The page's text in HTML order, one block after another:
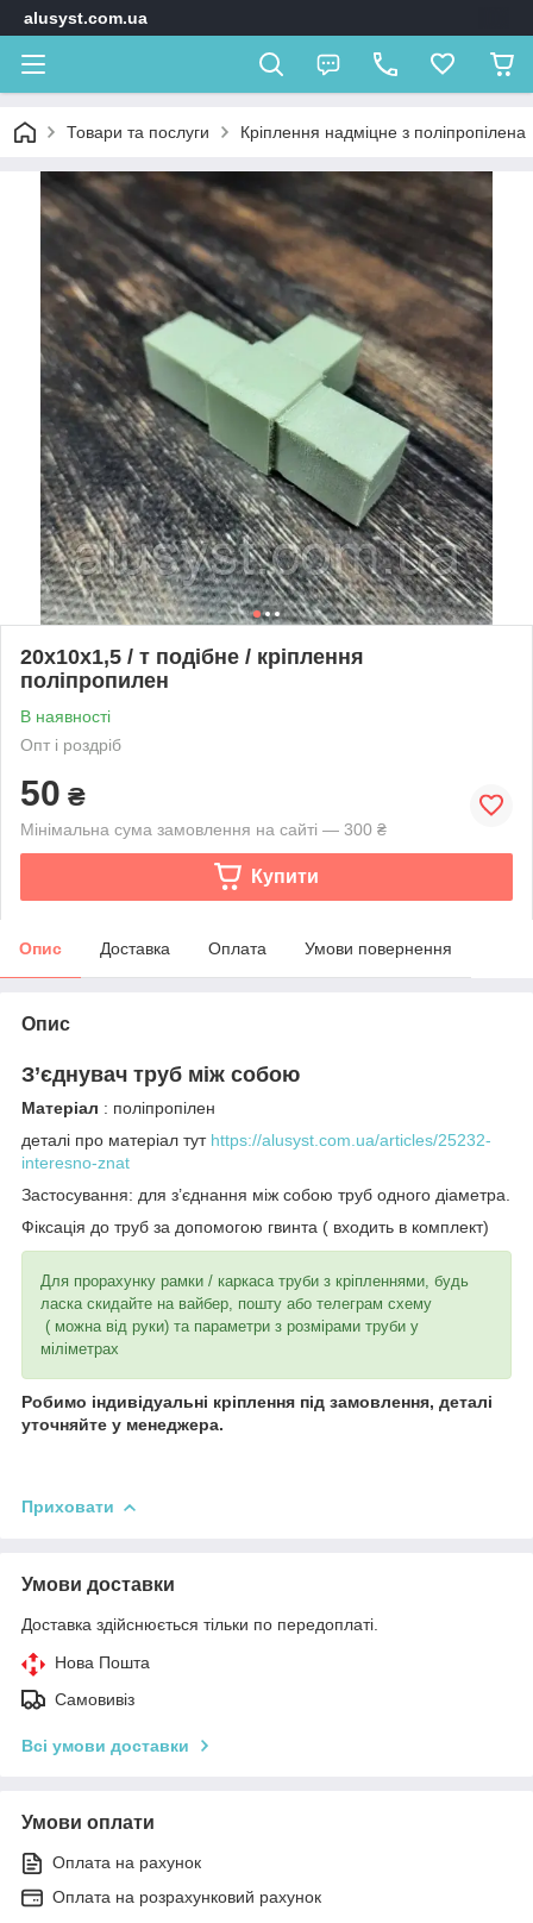
alusyst.com.ua
Товари та послуги Кріплення надміцне з поліпропілена
20х10х1,5 / т подібне / кріплення
поліпропилен
В наявності
Опт і роздріб
50 ₴
Мінімальна сума замовлення на сайті — 300 ₴
Купити
Опис Доставка Оплата Умови повернення
Опис
З’єднувач труб між собою
Матеріал : поліпропілен
деталі про матеріал тут https://alusyst.com.ua/articles/25232-
interesno-znat
Застосування: для з’єднання між собою труб одного діаметра.
Фіксація до труб за допомогою гвинта ( входить в комплект)
Для прорахунку рамки / каркаса труби з кріпленнями, будь
ласка скидайте на вайбер, пошту або телеграм схему
( можна від руки) та параметри з розмірами труби у
міліметрах
Робимо індивідуальні кріплення під замовлення, деталі
уточняйте у менеджера.
Приховати
Умови доставки
Доставка здійснюється тільки по передоплаті.
Нова Пошта
Самовивіз
Всі умови доставки
Умови оплати
Оплата на рахунок
Оплата на розрахунковий рахунок